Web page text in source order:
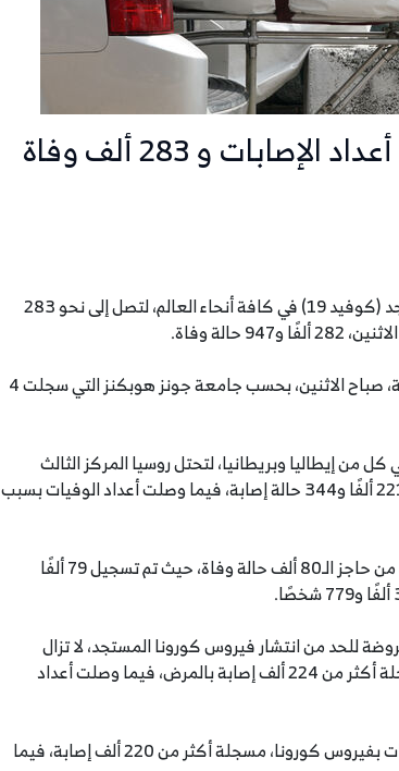
روسيا تتجاوز إيطاليا وبريطانيا في أعداد الإصابات و 283 ألف وفاة
ارتفعت أعداد الوفيات نتيجة الإصابة بفيروس كورونا المستجد (كوفيد 19) في كافة أنحاء العالم، لتصل إلى نحو 283
وفاة.
وتجاوزت أعداد المصابين بالفيروس 4 ملايين و100 ألف إصابة، صباح الاثنين، بحسب جامعة جونز هوبكنز التي سجلت 4
إيطاليا وبريطانيا، لتحتل روسيا المركز الثالث
عالميًا بعد الولايات المتحدة وإسبانيا، حيث سجلت، الاثنين، 221 ألفًا و344 حالة إصابة، فيما وصلت أعداد الوفيات بسبب
واقتربت أعداد الوفيات بفيروس كورونا في الولايات المتحدة من حاجز الـ80 ألف حالة وفاة، حيث تم تسجيل 79 ألفًا
للحد من انتشار فيروس كورونا المستجد، لا تزال
إسبانيا في المركز الثاني عالميًا من حيث أعداد الإصابات مسجلة أكثر من 224 ألف إصابة بالمرض، فيما وصلت أعداد
وحلت بريطانيا في المركز الرابع عالميًا من حيث أعداد الإصابات بفيروس كورونا، مسجلة أكثر من 220 ألف إصابة، فيما